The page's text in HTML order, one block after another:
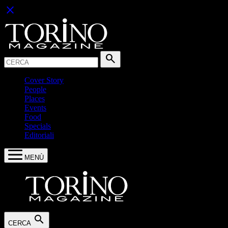
close
search
Cover Story
People
Places
Events
Food
Specials
Editoriali
MENÙ
CERCA search